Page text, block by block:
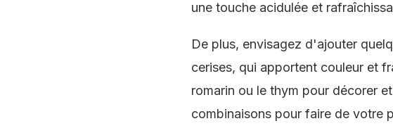
une touche acidulée et
De plus, envisagez d'ajouter
cerises, qui apportent couleur et
romarin ou le thym pour décorer
combinaisons pour faire de votre